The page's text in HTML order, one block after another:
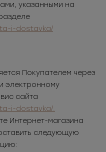
указанными на
i-dostavka/
Покупателем через
электронному
сайта
i-dostavka/.
Интернет-магазина
следующую